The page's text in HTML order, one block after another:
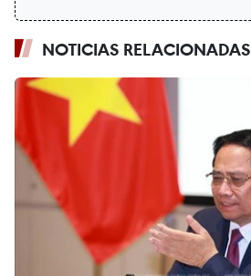
NOTICIAS RELACIONADAS